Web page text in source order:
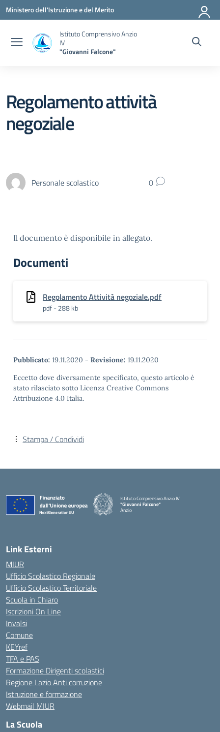
Vai ai contenuti
Vai al menu di navigazione
Vai al footer
Ministero dell'Istruzione e del Merito
Istituto Comprensivo Anzio
IV
"Giovanni Falcone"
Regolamento attività
negoziale
Personale scolastico 0
Il documento è disponibile in allegato.
Documenti
Regolamento Attività negoziale.pdf
pdf - 288 kb
Pubblicato: 19.11.2020 - Revisione: 19.11.2020
Eccetto dove diversamente specificato, questo articolo è
stato rilasciato sotto Licenza Creative Commons
Attribuzione 4.0 Italia.
Stampa / Condividi
Istituto Comprensivo Anzio IV
"Giovanni Falcone"
Anzio
Link Esterni
MIUR
Ufficio Scolastico Regionale
Ufficio Scolastico Territoriale
Scuola in Chiaro
Iscrizioni On Line
Invalsi
Comune
KEYref
TFA e PAS
Formazione Dirigenti scolastici
Regione Lazio Anti corruzione
Istruzione e formazione
Webmail MIUR
La Scuola